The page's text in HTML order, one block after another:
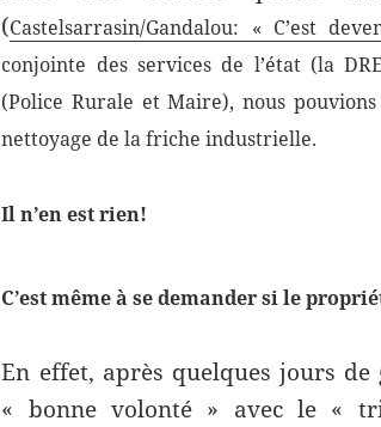
(Castelsarrasin/Gandalou: « C’est
conjointe des services de l’état (la
(Police Rurale et Maire), nous
nettoyage de la friche industrielle.
Il n’en est rien!
C’est même à se demander si le
En effet, après quelques jours
« bonne volonté » avec le «